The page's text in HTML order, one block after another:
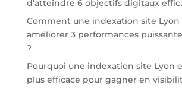
d’atteindre 6 objectifs digitaux
Comment une indexation site Lyon
améliorer 3 performances
?
Pourquoi une indexation site Lyon
plus efficace pour gagner en